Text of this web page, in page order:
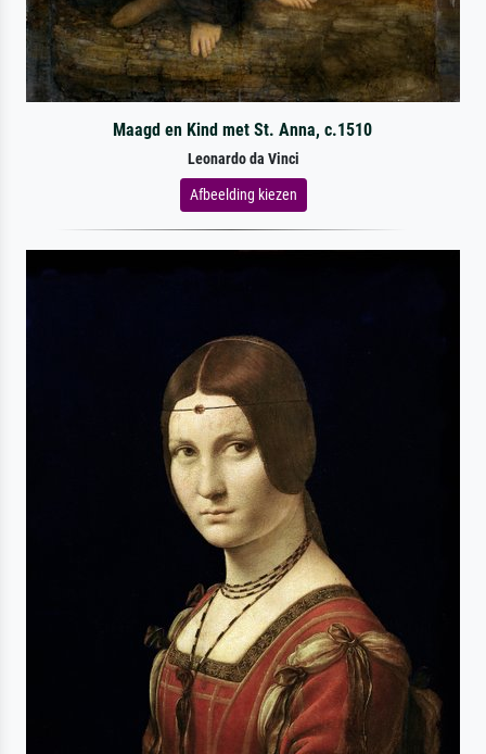
Maagd en Kind met St. Anna, c.1510
Leonardo da Vinci
Afbeelding kiezen